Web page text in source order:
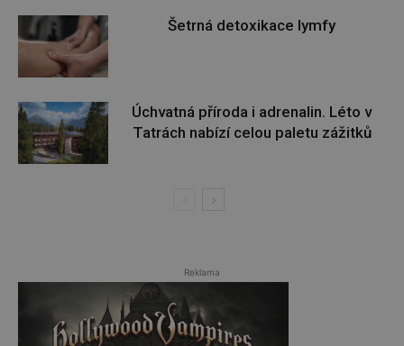
Šetrná detoxikace lymfy
Úchvatná příroda i adrenalin. Léto v
Tatrách nabízí celou paletu zážitků
Reklama